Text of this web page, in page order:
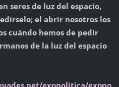
seres de luz del espacio,
el abrir nosotros los
cuándo hemos de pedir
de la luz del espacio